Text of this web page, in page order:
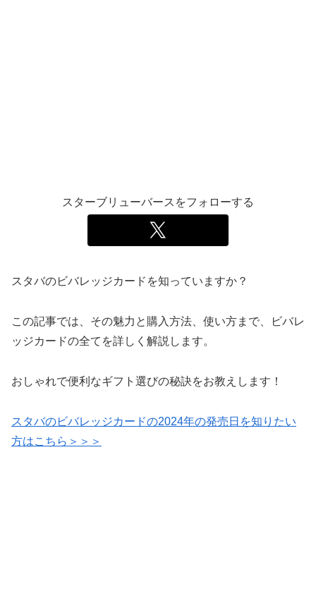
スターブリューバースをフォローする
スタバのビバレッジカードを知っていますか？
この記事では、その魅力と購入方法、使い方まで、ビバレ
ッジカードの全てを詳しく解説します。
おしゃれで便利なギフト選びの秘訣をお教えします！
スタバのビバレッジカードの2024年の発売日を知りたい
方はこちら＞＞＞